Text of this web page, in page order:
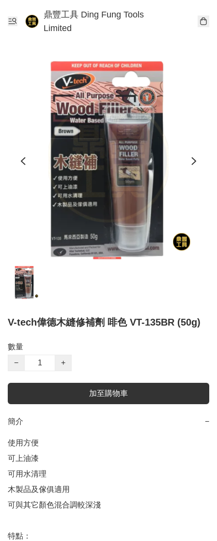
鼎豐工具 Ding Fung Tools
Limited
V-tech偉德木縫修補劑 啡色 VT-135BR (50g)
數量
−
+
加至購物車
簡介 −
使用方便
可上油漆
可用水清理
木製品及傢俱適用
可與其它顏色混合調較深淺
特點：